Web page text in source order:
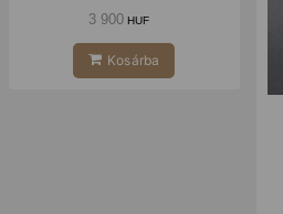
3 900HUF
Kosárba